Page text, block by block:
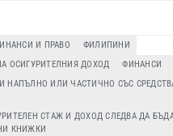
И ПРАВО
ФИЛИПИНИ
ОСИГУРИТЕЛНИЯ ДОХОД
ФИНАНСИ
НАПЪЛНО ИЛИ ЧАСТИЧНО СЪС
СТАЖ И ДОХОД СЛЕДВА ДА
КНИЖКИ